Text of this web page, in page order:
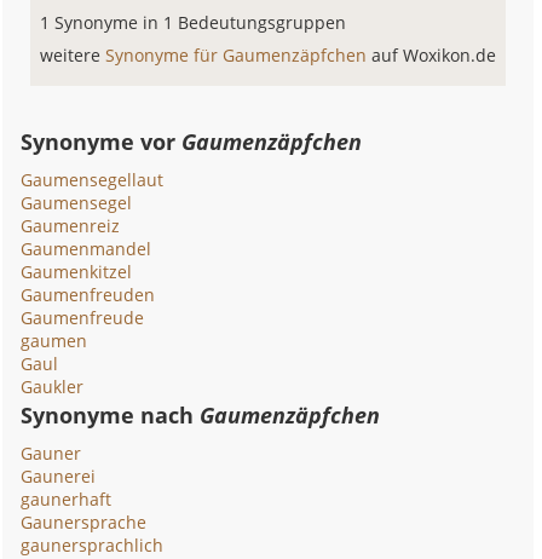
1 Synonyme in 1 Bedeutungsgruppen
weitereSynonyme für Gaumenzäpfchenauf Woxikon.de
Synonyme vor Gaumenzäpfchen
Gaumensegellaut
Gaumensegel
Gaumenreiz
Gaumenmandel
Gaumenkitzel
Gaumenfreuden
Gaumenfreude
gaumen
Gaul
Gaukler
Synonyme nach Gaumenzäpfchen
Gauner
Gaunerei
gaunerhaft
Gaunersprache
gaunersprachlich